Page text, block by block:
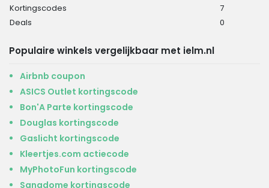
Kortingscodes
7
Deals
0
Populaire winkels vergelijkbaar met ielm.nl
Airbnb coupon
ASICS Outlet kortingscode
Bon'A Parte kortingscode
Douglas kortingscode
Gaslicht kortingscode
Kleertjes.com actiecode
MyPhotoFun kortingscode
Sanadome kortingscode